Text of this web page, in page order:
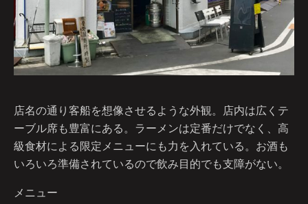
店名の通り客船を想像させるような外観。店内は広くテ
ーブル席も豊富にある。ラーメンは定番だけでなく、高
級食材による限定メニューにも力を入れている。お酒も
いろいろ準備されているので飲み目的でも支障がない。
メニュー